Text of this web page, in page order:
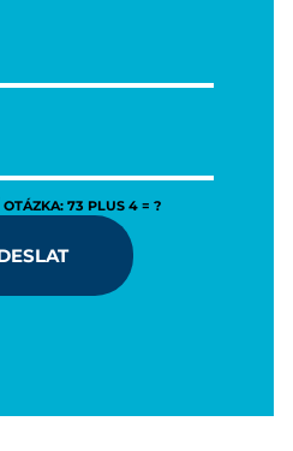
73 PLUS 4 = ?